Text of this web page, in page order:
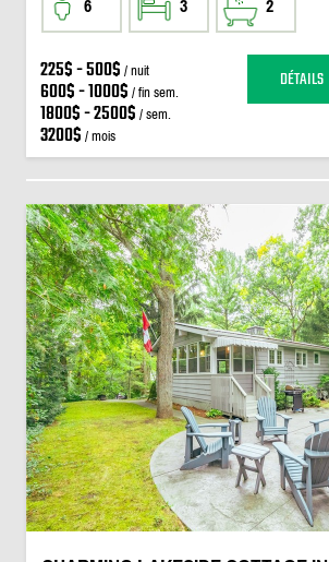
6 3 2
225$ - 500$ / nuit
600$ - 1000$ / fin sem.
1800$ - 2500$ / sem.
3200$ / mois
DÉTAILS